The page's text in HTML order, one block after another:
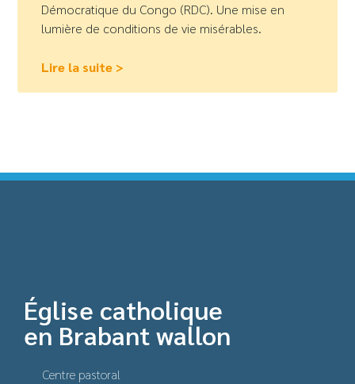
Démocratique du Congo (RDC). Une mise en
lumière de conditions de vie misérables.
Lire la suite >
Église catholique
en Brabant wallon
Centre pastoral